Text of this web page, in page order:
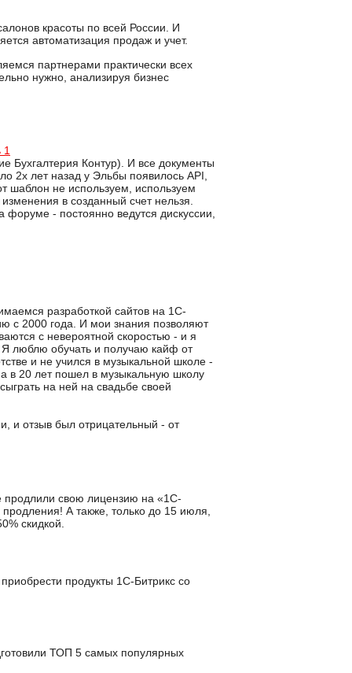
красоты по всей России. И
автоматизация продаж и учет.
партнерами практически всех
нужно, анализируя бизнес
Бухгалтерия Контур). И все документы
2х лет назад у Эльбы появилось API,
шаблон не используем, используем
в созданный счет нельзя.
форуме - постоянно ведутся дискуссии,
разработкой сайтов на 1С-
с 2000 года. И мои знания позволяют
с невероятной скоростью - и я
Я люблю обучать и получаю кайф от
и не учился в музыкальной школе -
в 20 лет пошел в музыкальную школу
на ней на свадьбе своей
и отзыв был отрицательный - от
продлили свою лицензию на «1С-
А также, только до 15 июля,
скидкой.
продукты 1С-Битрикс со
ТОП 5 самых популярных